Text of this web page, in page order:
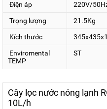
Máy làm lạnh bằng Block
C chỉ trong vài phút hoạt
3. Hệ thống 2 vòi
kế riêng biệt, tiện
Cây nước Kangaroo
Điện áp 220V/
Trọng lượng 21.5Kg
Kích thước
Enviromental
TEMP
ST
Cây lọc nước nóng lạnh
10L/h